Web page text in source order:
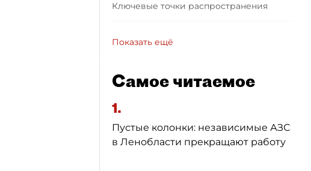
Ключевые точки распространения
Показать ещё
Самое читаемое
1.
Пустые колонки: независимые АЗС
в Ленобласти прекращают работу